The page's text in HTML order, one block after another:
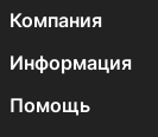
Компания
Информация
Помощь